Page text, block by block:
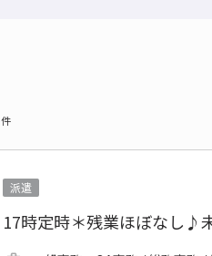
件
派遣
17時定時＊残業ほぼなし♪